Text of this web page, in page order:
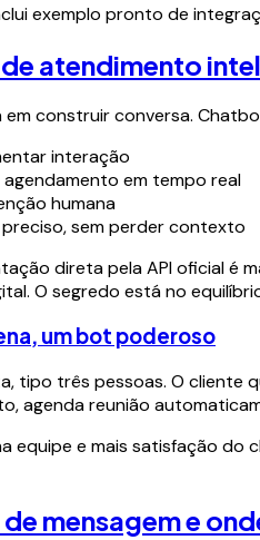
exemplo pronto de
atendimento
construir conversa.
interação
em tempo real
humana
sem perder contexto
direta pela API oficial
O segredo está no
um bot poderoso
tipo três pessoas. O
agenda reunião
equipe e mais satisfação
mensagem e